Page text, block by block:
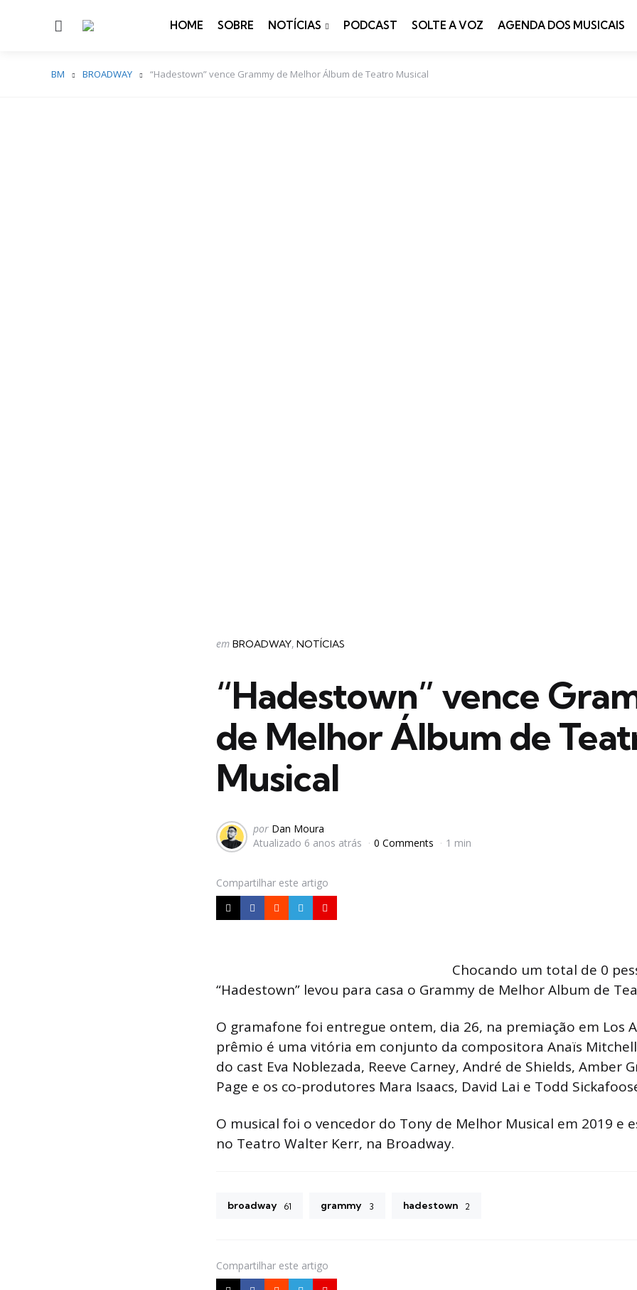
Menu HOME SOBRE NOTÍCIAS PODCAST SOLTE A VOZ AGENDA DOS MUSICAIS
BM BROADWAY “Hadestown” vence Grammy de Melhor Álbum de Teatro Musical
Categorias
Postado
em BROADWAY NOTÍCIAS
“Hadestown” vence
de Melhor Álbum de
Musical
Postado
por
por Dan Moura
Atualizado 6 anos atrás 0 Comments 1 min
Compartilhar este artigo
Chocando um total de 0
“Hadestown” levou para casa o Grammy de Melhor Album de
O gramafone foi entregue ontem, dia 26, na premiação em Los
prêmio é uma vitória em conjunto da compositora Anaïs
do cast Eva Noblezada, Reeve Carney, André de Shields, Amber
Page e os co-produtores Mara Isaacs, David Lai e Todd
O musical foi o vencedor do Tony de Melhor Musical em 2019 e
no Teatro Walter Kerr, na Broadway.
broadway 61 grammy 3 hadestown 2
Compartilhar este artigo